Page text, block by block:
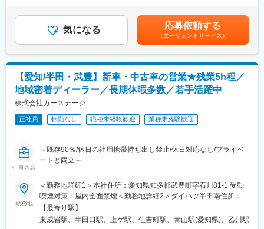
ができます。長期的に安心して働ける環境が整っており、福利厚
生や手当も充実しています。
地域密着で健康経営優良法人にも認定されており従業員が安心し
て働ける環境を作っております！
変更の範囲：会社の定める業務
・量産移行検討
・技術資料作成
・火工品及び推進薬の製造工程の支援
・組成開発/化学分析/性能評価/製造検討
・量産移行検討
・技術資料作成
・火薬関連素材や技術についての用途開拓
※火工品 ：火薬類を使用した製品
推進薬 ：火薬類の一種
◆日本の宇宙開発に貢献する火薬技術：
ロケット用推進薬は、日本の宇宙開発黎明期である1950年代よ
の実験用「ペンシルロケット」に当社が提供した火薬が使用され
ました。以後、1970年の国産衛星第一号となる「おおすみ」の打
ち上げ成功をはじめ、「H-IIAロケット」など、日本で随一の宇宙
ロケット用固体燃料メーカーとして地位を確立させました。
す。賃金はあくまでも目安の金額であり、選考を通じて上下する
可能性があります。月給(月額)は固定手当を含めた表記です。
気になる 応募依頼する
（エージェントサービス）
【愛知/半田・武豊】新車・中古車の営業★残業5h程／
地域密着ディーラー／長期休暇多数／若手活躍中
株式会社カーステージ
正社員 転勤なし 職種未経験歓迎 業種未経験歓迎
仕事内容
～既存90％/休日の社用携帯持ち出し禁止/休日対応なし/プライベ
ートと両立～
◎2025年10月より年間休日112日→120日に変更になります
■概要
ダイハツ車を中心に幅広いメーカーの車を扱う当社にて、新車・
中古車の営業をお任せいたします
勤務地
＜勤務地詳細1＞本社住所：愛知県知多郡武豊町字石川81-1 受動
喫煙対策：屋内全面禁煙＜勤務地詳細2＞ダイハツ半田南住所：愛
知県知多郡武豊町石川81-1 受動喫煙対策：屋内全面禁煙＜勤務地
詳細3＞ダイハツ半田北住所：愛知県半田市住吉町1-24-1 受動喫
【最寄り駅】
東成岩駅、半田口駅、上ゲ駅、住吉町駅、青山駅(愛知県)、乙川駅